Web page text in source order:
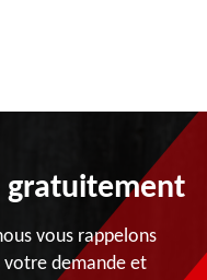
gratuitement
vous rappelons
demande et